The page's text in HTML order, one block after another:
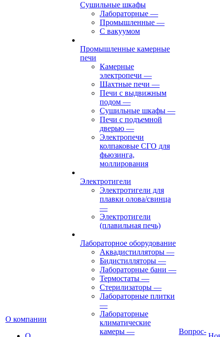
О компании
Сушильные шкафы
Лабораторные —
Промышленные —
С вакуумом
Промышленные камерные
печи
Камерные
электропечи —
Шахтные печи —
Печи с выдвижным
подом —
Сушильные шкафы —
Печи с подъемной
дверью —
Электропечи
колпаковые СГО для
фьюзинга,
моллирования
Электротигели
Электротигели для
плавки олова/свинца
—
Электротигели
(плавильная печь)
Лабораторное оборудование
Аквадистилляторы —
Бидистилляторы —
Лабораторные бани —
Термостаты —
Стерилизаторы —
Лабораторные плитки
—
Лабораторные
климатические
камеры —
Вопрос-